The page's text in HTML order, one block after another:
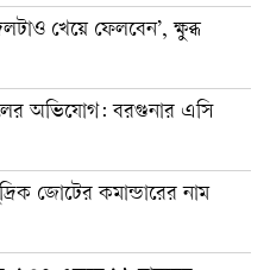
খেয়ে ফেলবেন’, ক্ষুব্ধ
অভিযোগ: বরগুনার এসি
জোটের কমান্ডারের নাম